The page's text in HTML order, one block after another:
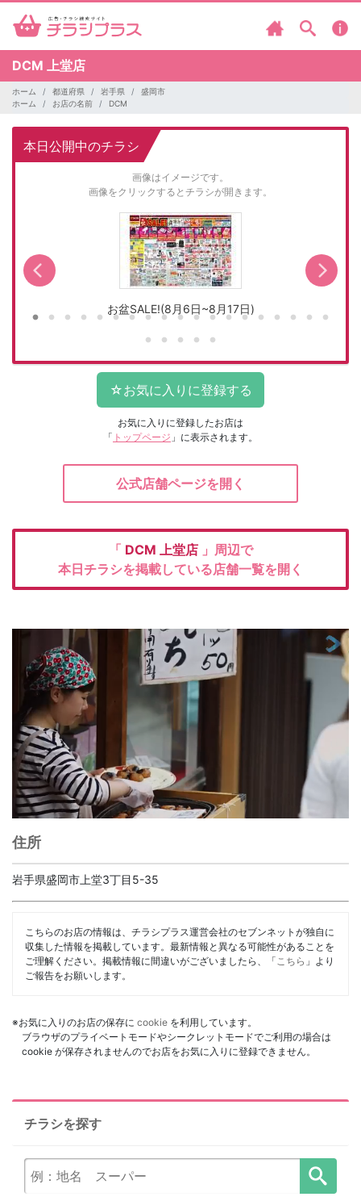
DCM 上堂店
ホーム 都道府県 岩手県
盛岡市
ホーム
お店の名前 DCM
本日公開中のチラシ
画像はイメージです。
画像をクリックするとチラシが開きます。
お盆SALE!(8月6日~8月17日)
お気に入りに登録したお店は
「 トップページ 」に表示されます。
公式店舗ページを開く
「 DCM 上堂店 」周辺で
本日チラシを掲載している店舗一覧を開く
住所
岩手県盛岡市上堂3丁目5-35
こちらのお店の情報は、チラシプラス運営会社のセブンネットが独自に
収集した情報を掲載しています。最新情報と異なる可能性があることを
ご理解ください。掲載情報に間違いがございましたら、「 こちら 」より
ご報告をお願いします。
※お気に入りのお店の保存に cookie を利用しています。
ブラウザのプライベートモードやシークレットモードでご利用の場合は
cookie が保存されませんのでお店をお気に入りに登録できません。
チラシを探す